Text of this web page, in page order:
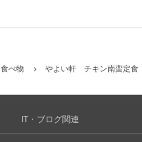
食べ物 やよい軒 チキン南蛮定食
IT・ブログ関連